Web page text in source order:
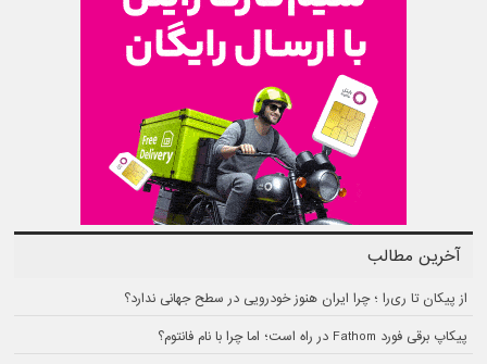
آخرین مطالب
از پیکان تا ری‌را ؛ چرا ایران هنوز خودرویی در سطح جهانی ندارد؟
پیکاپ برقی فورد Fathom در راه است؛ اما چرا با نام فانتوم؟